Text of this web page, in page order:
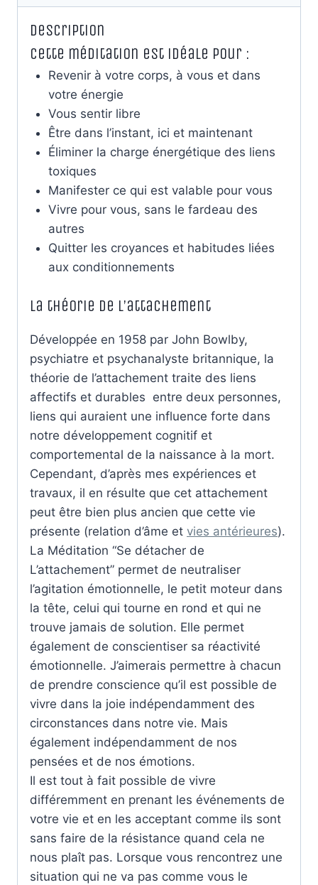
Description
Cette méditation est idéale pour :
Revenir à votre corps, à vous et dans
votre énergie
Vous sentir libre
Être dans l’instant, ici et maintenant
Éliminer la charge énergétique des liens
toxiques
Manifester ce qui est valable pour vous
Vivre pour vous, sans le fardeau des
autres
Quitter les croyances et habitudes liées
aux conditionnements
La théorie de l’attachement
Développée en 1958 par John Bowlby,
psychiatre et psychanalyste britannique, la
théorie de l’attachement traite des liens
affectifs et durables entre deux personnes,
liens qui auraient une influence forte dans
notre développement cognitif et
comportemental de la naissance à la mort.
Cependant, d’après mes expériences et
travaux, il en résulte que cet attachement
peut être bien plus ancien que cette vie
présente (relation d’âme et vies antérieures).
La Méditation “Se détacher de
L’attachement” permet de neutraliser
l’agitation émotionnelle, le petit moteur dans
la tête, celui qui tourne en rond et qui ne
trouve jamais de solution. Elle permet
également de conscientiser sa réactivité
émotionnelle. J’aimerais permettre à chacun
de prendre conscience qu’il est possible de
vivre dans la joie indépendamment des
circonstances dans notre vie. Mais
également indépendamment de nos
pensées et de nos émotions.
Il est tout à fait possible de vivre
différemment en prenant les événements de
votre vie et en les acceptant comme ils sont
sans faire de la résistance quand cela ne
nous plaît pas. Lorsque vous rencontrez une
situation qui ne va pas comme vous le